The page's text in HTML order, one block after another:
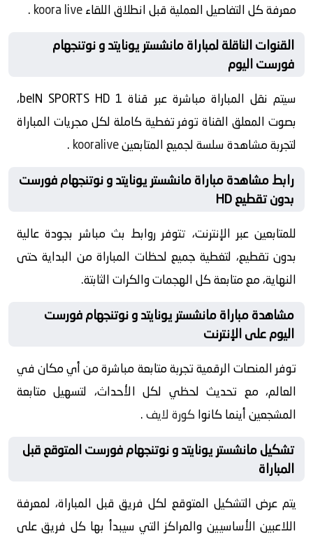
معرفة كل التفاصيل العملية قبل انطلاق اللقاءkoora live
.
القنوات الناقلة لمباراة مانشستر يونايتد و نوتنجهام
فورست اليوم
سيتم نقل المباراة مباشرة عبر قناة beIN SPORTS HD 1،
بصوت المعلق القناة توفر تغطية كاملة لكل مجريات المباراة
لتجربة مشاهدة سلسة لجميع المتابعينkooralive
.
رابط مشاهدة مباراة مانشستر يونايتد و نوتنجهام فورست
بدون تقطيع HD
للمتابعين عبر الإنترنت، تتوفر روابط بث مباشر بجودة عالية
بدون تقطيع، لتغطية جميع لحظات المباراة من البداية حتى
النهاية، مع متابعة كل الهجمات والكرات الثابتة.
مشاهدة مباراة مانشستر يونايتد و نوتنجهام فورست
اليوم على الإنترنت
توفر المنصات الرقمية تجربة متابعة مباشرة من أي مكان في
العالم، مع تحديث لحظي لكل الأحداث، لتسهيل متابعة
المشجعين أينما كانواكورة لايف.
تشكيل مانشستر يونايتد و نوتنجهام فورست المتوقع قبل
المباراة
يتم عرض التشكيل المتوقع لكل فريق قبل المباراة، لمعرفة
اللاعبين الأساسيين والمراكز التي سيبدأ بها كل فريق على